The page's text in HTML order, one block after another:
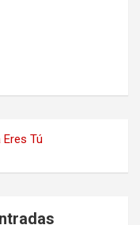
Eres Tú